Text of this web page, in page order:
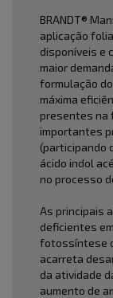
BRANDT®
aplicação
disponíveis e
maior
formulação
máxima
presentes na
importantes
(participando
ácido indol
no processo
As principais
deficientes
fotossíntese
acarreta
da atividade
aumento de